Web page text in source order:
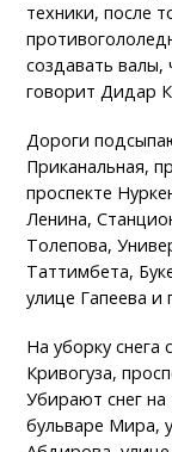
техники, после
создавать валы,
говорит Дидар
Дороги
Приканальная,
проспекте
Ленина,
Толепова,
Таттимбета,
улице Гапеева и
На уборку снега
Кривогуза,
Убирают снег
бульваре Мира,